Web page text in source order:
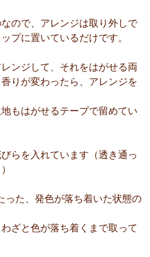
ので、アレンジは取り外しで
プに置いているだけです。
ンジして、それをはがせる両
りが変わったら、アレンジを
もはがせるテープで留めてい
らを入れています（透き通っ
た、発色が落ち着いた状態の
ざと色が落ち着くまで取って